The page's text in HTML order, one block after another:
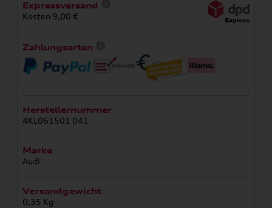
Expressversand
Kosten 9,00 €
Zahlungsarten
Herstellernummer
4KL061501 041
Marke
Audi
Versandgewicht
0,35 Kg